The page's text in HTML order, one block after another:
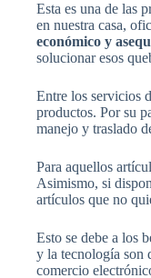
Esta es una de las
en nuestra casa,
económico y
solucionar esos
Entre los servicios
productos. Por su
manejo y traslado
Para aquellos
Asimismo, si
artículos que no
Esto se debe a los
y la tecnología son
comercio